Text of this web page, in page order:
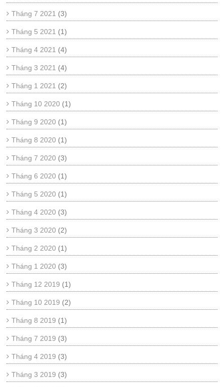
Tháng 7 2021 (3)
Tháng 5 2021 (1)
Tháng 4 2021 (4)
Tháng 3 2021 (4)
Tháng 1 2021 (2)
Tháng 10 2020 (1)
Tháng 9 2020 (1)
Tháng 8 2020 (1)
Tháng 7 2020 (3)
Tháng 6 2020 (1)
Tháng 5 2020 (1)
Tháng 4 2020 (3)
Tháng 3 2020 (2)
Tháng 2 2020 (1)
Tháng 1 2020 (3)
Tháng 12 2019 (1)
Tháng 10 2019 (2)
Tháng 8 2019 (1)
Tháng 7 2019 (3)
Tháng 4 2019 (3)
Tháng 3 2019 (3)